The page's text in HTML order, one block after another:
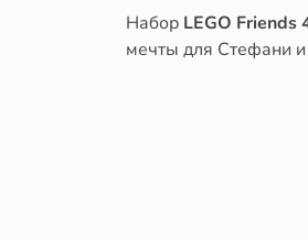
Набор LEGO
мечты для Стефани и